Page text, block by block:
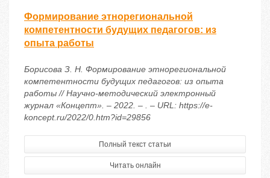
Формирование этнорегиональной
компетентности будущих педагогов: из
опыта работы
Борисова З. Н. Формирование этнорегиональной
компетентности будущих педагогов: из опыта
работы // Научно-методический электронный
журнал «Концепт». – 2022. – . – URL: https://e-
koncept.ru/2022/0.htm?id=29856
Полный текст статьи
Читать онлайн